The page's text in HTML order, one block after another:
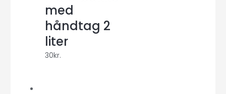
med
håndtag 2
liter
30kr.